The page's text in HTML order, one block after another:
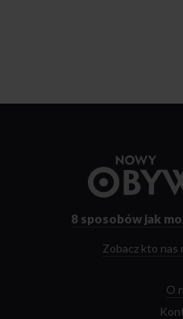
8 sposobów jak
Zobacz kto nas
O